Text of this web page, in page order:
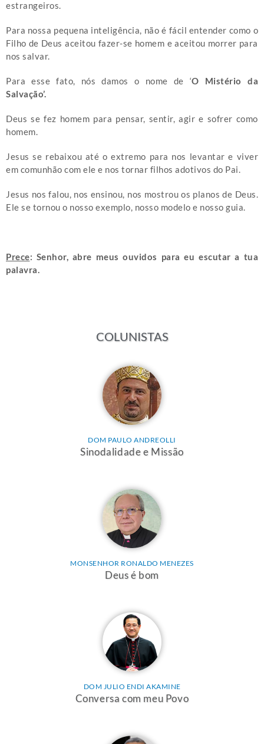
estrangeiros.
Para nossa pequena inteligência, não é fácil entender como o
Filho de Deus aceitou fazer-se homem e aceitou morrer para
nos salvar.
Para esse fato, nós damos o nome de ‘O Mistério da
Salvação’.
Deus se fez homem para pensar, sentir, agir e sofrer como
homem.
Jesus se rebaixou até o extremo para nos levantar e viver
em comunhão com ele e nos tornar filhos adotivos do Pai.
Jesus nos falou, nos ensinou, nos mostrou os planos de Deus.
Ele se tornou o nosso exemplo, nosso modelo e nosso guia.
Prece: Senhor, abre meus ouvidos para eu escutar a tua
palavra.
COLUNISTAS
DOM PAULO ANDREOLLI
Sinodalidade e Missão
MONSENHOR RONALDO MENEZES
Deus é bom
DOM JULIO ENDI AKAMINE
Conversa com meu Povo